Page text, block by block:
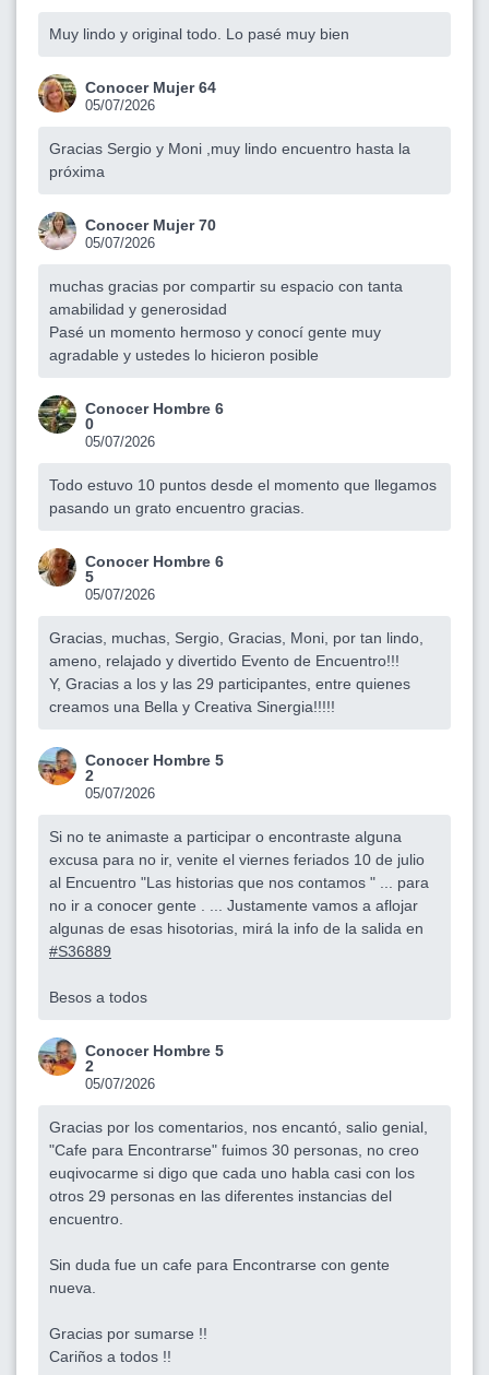
Muy lindo y original todo. Lo pasé muy bien
Conocer Mujer 64
05/07/2026
Gracias Sergio y Moni ,muy lindo encuentro hasta la
próxima
Conocer Mujer 70
05/07/2026
muchas gracias por compartir su espacio con tanta
amabilidad y generosidad
Pasé un momento hermoso y conocí gente muy
agradable y ustedes lo hicieron posible
Conocer Hombre 6
0
05/07/2026
Todo estuvo 10 puntos desde el momento que llegamos
pasando un grato encuentro gracias.
Conocer Hombre 6
5
05/07/2026
Gracias, muchas, Sergio, Gracias, Moni, por tan lindo,
ameno, relajado y divertido Evento de Encuentro!!!
Y, Gracias a los y las 29 participantes, entre quienes
creamos una Bella y Creativa Sinergia!!!!!
Conocer Hombre 5
2
05/07/2026
Si no te animaste a participar o encontraste alguna
excusa para no ir, venite el viernes feriados 10 de julio
al Encuentro "Las historias que nos contamos " ... para
no ir a conocer gente . ... Justamente vamos a aflojar
algunas de esas hisotorias, mirá la info de la salida en
#S36889
Besos a todos
Conocer Hombre 5
2
05/07/2026
Gracias por los comentarios, nos encantó, salio genial,
"Cafe para Encontrarse" fuimos 30 personas, no creo
euqivocarme si digo que cada uno habla casi con los
otros 29 personas en las diferentes instancias del
encuentro.
Sin duda fue un cafe para Encontrarse con gente
nueva.
Gracias por sumarse !!
Cariños a todos !!